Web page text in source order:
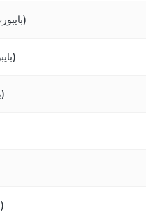
(بايبورت)
(بايبورت)
(بايبورت)
(بايبورت)